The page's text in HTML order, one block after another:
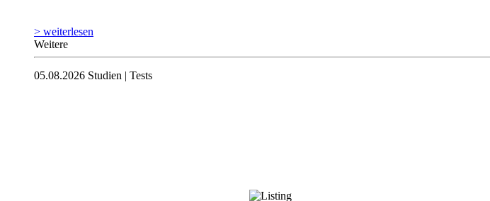
> weiterlesen
Weitere
05.08.2026 Studien | Tests